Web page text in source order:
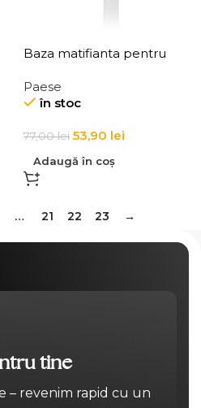
Baza matifianta pentru
Make-Up Base 30ml
Paese
în stoc
77,00lei 53,90 lei
Adaugă în coș
… 21 22 23 →
tine
– revenim rapid cu un